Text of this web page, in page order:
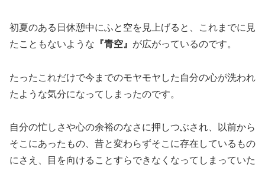
初夏のある日休憩中にふと空を見上げると、これまでに見
たこともないような 『青空』 が広がっているのです。
たったこれだけで今までのモヤモヤした自分の心が洗われ
たような気分になってしまったのです。
自分の忙しさや心の余裕のなさに押しつぶされ、以前から
そこにあったもの、昔と変わらずそこに存在しているもの
にさえ、目を向けることすらできなくなってしまっていた